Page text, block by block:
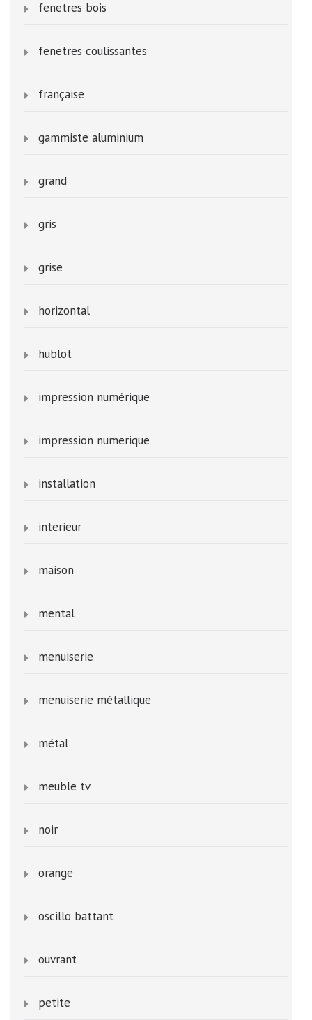
fenetres bois
fenetres coulissantes
française
gammiste aluminium
grand
gris
grise
horizontal
hublot
impression numérique
impression numerique
installation
interieur
maison
mental
menuiserie
menuiserie métallique
métal
meuble tv
noir
orange
oscillo battant
ouvrant
petite